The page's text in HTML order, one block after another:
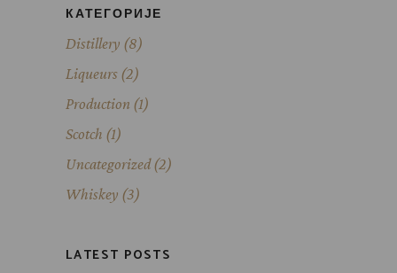
КАТЕГОРИЈЕ
Distillery (8)
Liqueurs (2)
Production (1)
Scotch (1)
Uncategorized(2)
Whiskey (3)
LATEST POSTS